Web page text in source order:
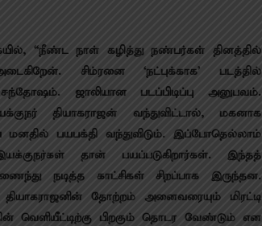
“நீண்ட நாள் கழித்து நண்பர்கள் தினத்தில்
சிம்ரனை ‘நட்புக்காக’ படத்தில்
சந்தோஷம். ஜாலியான படப்பிடிப்பு அனுபவம்.
தியாகராஜன் வந்துவிட்டால், மகனாக
மனதில் பயபக்தி வந்துவிடும். இப்போதெல்லாம்
தான் பயப்படுகிறார்கள்.‌ இந்தத்
நடித்த காட்சிகள் சிறப்பாக இருந்தன.
தோற்றம் அனைவரையும் மிரட்டி
வெளியீட்டிற்கு பிறகும் தொடர வேண்டும் என